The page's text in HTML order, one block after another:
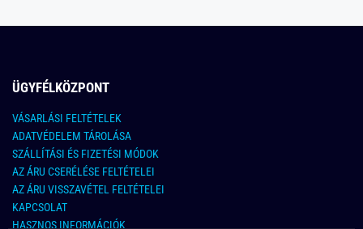
ÜGYFÉLKÖZPONT
VÁSARLÁSI FELTÉTELEK
ADATVÉDELEM TÁROLÁSA
SZÁLLÍTÁSI ÉS FIZETÉSI MÓDOK
AZ ÁRU CSERÉLÉSE FELTÉTELEI
AZ ÁRU VISSZAVÉTEL FELTÉTELEI
KAPCSOLAT
HASZNOS INFORMÁCIÓK